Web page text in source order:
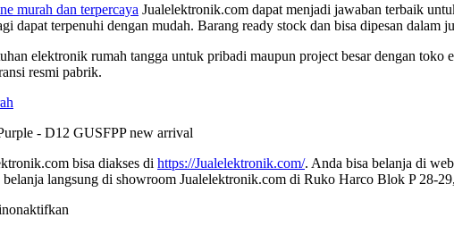
murah dan terpercaya Jualelektronik.com dapat menjadi jawaban terbaik
dapat terpenuhi dengan mudah. Barang ready stock dan bisa dipesan dalam
elektronik rumah tangga untuk pribadi maupun project besar dengan
resmi pabrik.
bisa diakses di https://Jualelektronik.com/. Anda bisa belanja di
belanja langsung di showroom Jualelektronik.com di Ruko Harco Blok P 28-